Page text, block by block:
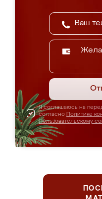
Я соглашаюсь на
согласно Политике
Пользовательскому